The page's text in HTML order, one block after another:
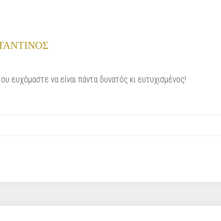
ευχόμαστε να είναι πάντα δυνατός κι ευτυχισμένος!